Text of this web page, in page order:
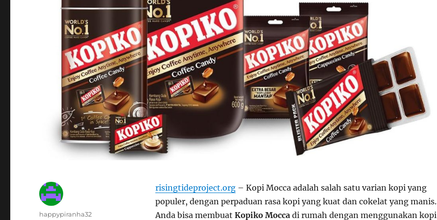
risingtideproject.org– Kopi Mocca adalah salah satu varian kopi yang
populer, dengan perpaduan rasa kopi yang kuat dan cokelat yang manis.
Anda bisa membuat Kopiko Mocca di rumah dengan menggunakan kopi
Author
happypiranha32